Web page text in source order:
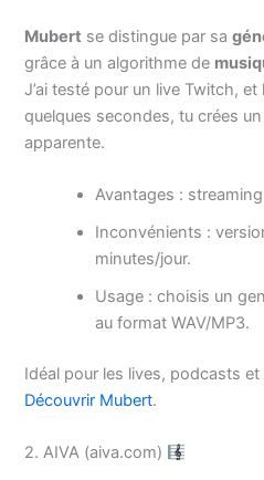
Mubert se distingue par sa
grâce à un algorithme de
J’ai testé pour un live Twitch, et
quelques secondes, tu crées
apparente.
Avantages :
Inconvénients :
minutes/jour.
Usage : choisis un
au format WAV/MP3.
Idéal pour les lives, podcasts
Découvrir Mubert.
2. AIVA (aiva.com)